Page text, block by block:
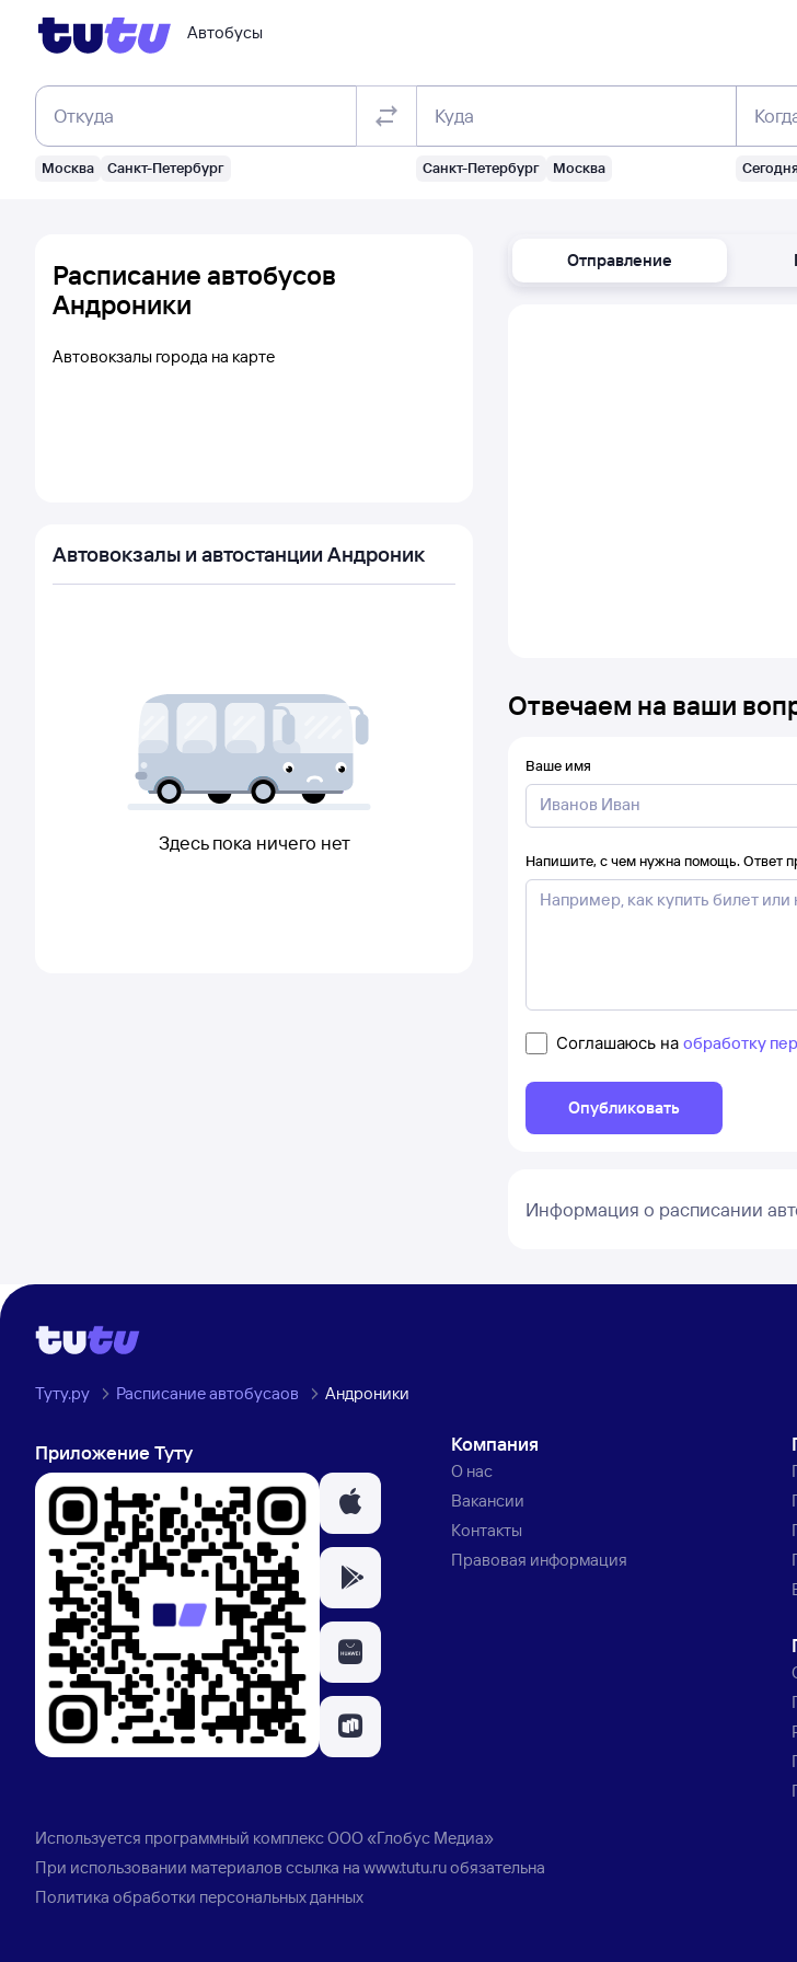
Автобусы
Откуда
Москва Санкт-Петербург
Куда
Санкт-Петербург Москва Сегодня
Отправление
Отвечаем на ваши
Ваше имя
Напишите, с чем нужна помощь. Ответ
Соглашаюсь на обработку
Опубликовать
Информация о расписании
Расписание автобусов
Андроники
Автовокзалы города на карте
Автовокзалы и автостанции Андроник
Здесь пока ничего нет
Туту.ру Расписание автобусаов Андроники
Приложение Туту Компания
О нас
Вакансии
Контакты
Правовая информация
Используется программный комплексООО «Глобус Медиа»
При использовании материалов ссылка на www.tutu.ruобязательна
Политика обработки персональных данных